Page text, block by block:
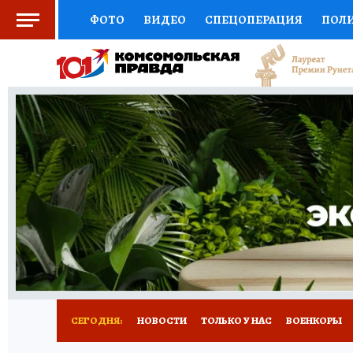
ФОТО ВИДЕО СПЕЦОПЕРАЦИЯ
СОЦПОДДЕРЖКА НАУКА СПОРТ
ВЫБОР ЭКСПЕРТОВ ДОКТОР
КНИЖНАЯ ПОЛКА ПРОГНОЗЫ НА СПОРТ
ПРЕСС-ЦЕНТР НЕДВИЖИМОСТЬ
РАДИО КП РЕКЛАМА ТЕСТЫ НОВОЕ
СЕГОДНЯ: НОВОСТИ ТОЛЬКО У НАС ВОЕНКОРЫ